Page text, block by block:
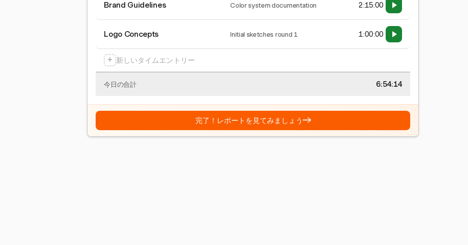
Brand Guidelines Color system documentation 2:15:00
Logo Concepts Initial sketches round 1 1:00:00
+ 新しいタイムエントリー
今日の合計 6:54:15
完了！レポートを見てみましょう→